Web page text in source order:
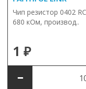
Чип резистор 0402
680 кОм, производ..
1 ₽